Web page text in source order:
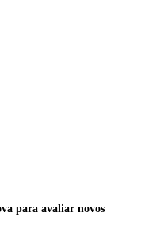
para avaliar novos